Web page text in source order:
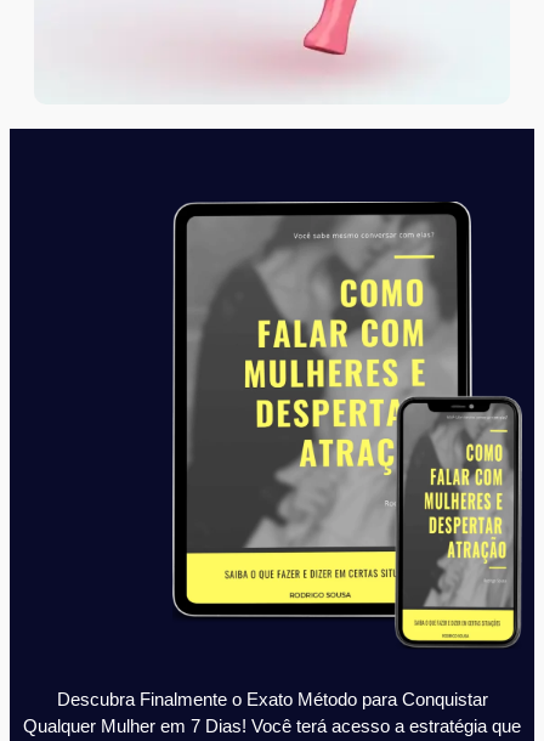
Descubra Finalmente o Exato Método para Conquistar
Qualquer Mulher em 7 Dias! Você terá acesso a estratégia que